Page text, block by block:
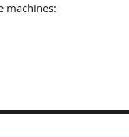
machines: